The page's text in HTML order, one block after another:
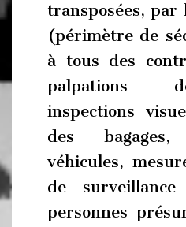
transposées, par
(périmètre de
à tous des
palpations
inspections
des
véhicules,
de
personnes